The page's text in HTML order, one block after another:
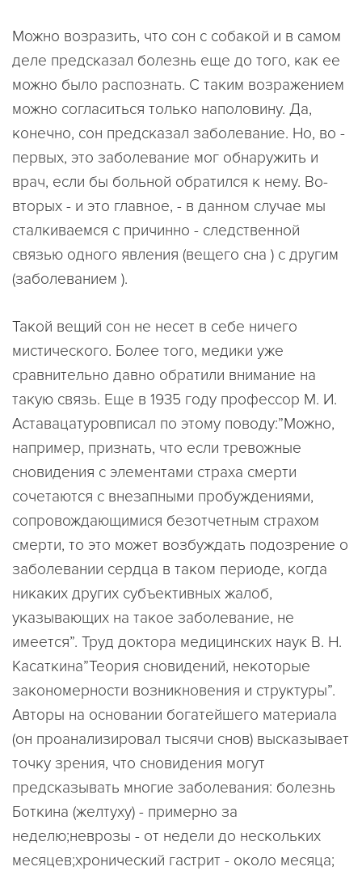
Можно возразить, что сон с собакой и в самом
деле предсказал болезнь еще до того, как ее
можно было распознать. С таким возражением
можно согласиться только наполовину. Да,
конечно, сон предсказал заболевание. Но, во -
первых, это заболевание мог обнаружить и
врач, если бы больной обратился к нему. Во-
вторых - и это главное, - в данном случае мы
сталкиваемся с причинно - следственной
связью одного явления (вещего сна ) с другим
(заболеванием ).
Такой вещий сон не несет в себе ничего
мистического. Более того, медики уже
сравнительно давно обратили внимание на
такую связь. Еще в 1935 году профессор М. И.
Аставацатуровписал по этому поводу:”Можно,
например, признать, что если тревожные
сновидения с элементами страха смерти
сочетаются с внезапными пробуждениями,
сопровождающимися безотчетным страхом
смерти, то это может возбуждать подозрение о
заболевании сердца в таком периоде, когда
никаких других субъективных жалоб,
указывающих на такое заболевание, не
имеется”. Труд доктора медицинских наук В. Н.
Касаткина”Теория сновидений, некоторые
закономерности возникновения и структуры”.
Авторы на основании богатейшего материала
(он проанализировал тысячи снов) высказывает
точку зрения, что сновидения могут
предсказывать многие заболевания: болезнь
Боткина (желтуху) - примерно за
неделю;неврозы - от недели до нескольких
месяцев;хронический гастрит - около месяца;